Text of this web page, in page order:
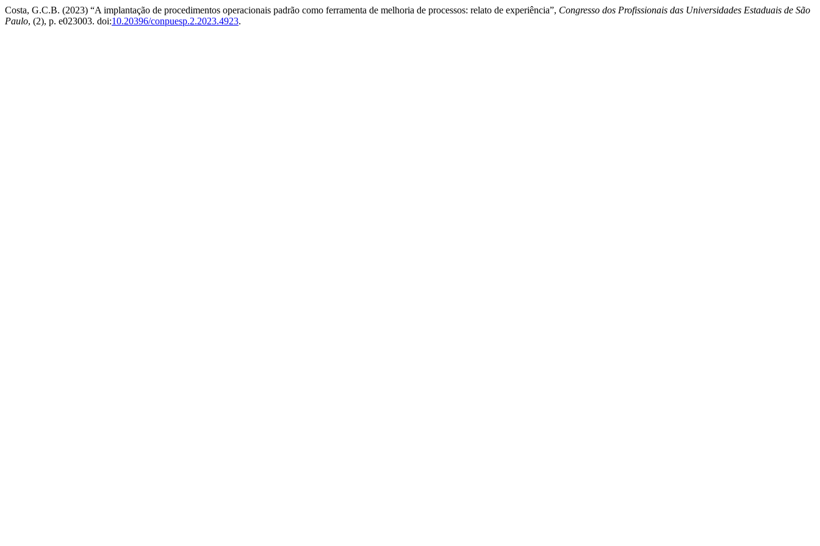
Costa, G.C.B. (2023) “A implantação de procedimentos operacionais padrão como ferramenta de melhoria de processos: relato de experiência”, Congresso dos Profissionais das Universidades Estaduais de São
Paulo, (2), p. e023003. doi:10.20396/conpuesp.2.2023.4923.